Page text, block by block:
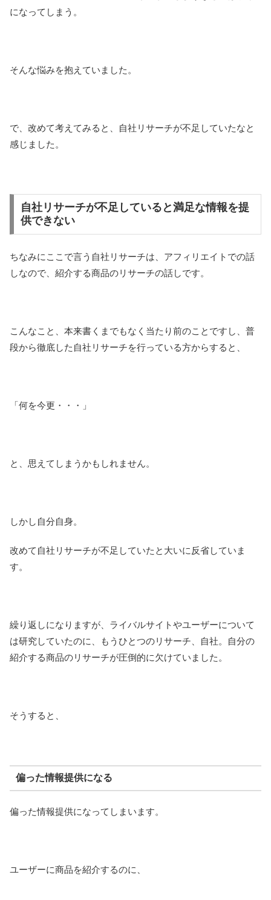
になってしまう。
そんな悩みを抱えていました。
で、改めて考えてみると、自社リサーチが不足していたなと
感じました。
自社リサーチが不足していると満足な情報を提
供できない
ちなみにここで言う自社リサーチは、アフィリエイトでの話
しなので、紹介する商品のリサーチの話しです。
こんなこと、本来書くまでもなく当たり前のことですし、普
段から徹底した自社リサーチを行っている方からすると、
「何を今更・・・」
と、思えてしまうかもしれません。
しかし自分自身。
改めて自社リサーチが不足していたと大いに反省していま
す。
繰り返しになりますが、ライバルサイトやユーザーについて
は研究していたのに、もうひとつのリサーチ、自社。自分の
紹介する商品のリサーチが圧倒的に欠けていました。
そうすると、
偏った情報提供になる
偏った情報提供になってしまいます。
ユーザーに商品を紹介するのに、